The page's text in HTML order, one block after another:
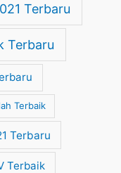
Terbaru
Terbaru
Terbaik
Terbaru
Terbaik